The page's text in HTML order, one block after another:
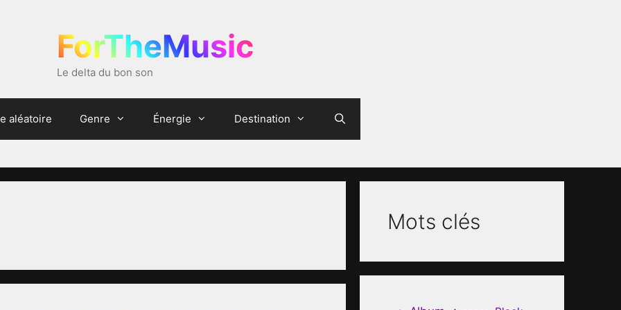
ForTheMusic
Le delta du bon son
aléatoire Genre Énergie Destination
Mots clés